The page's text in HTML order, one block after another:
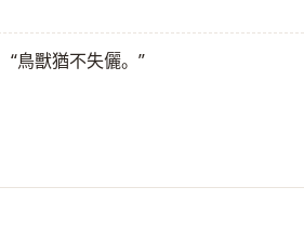
“鳥獸猶不失儷。”